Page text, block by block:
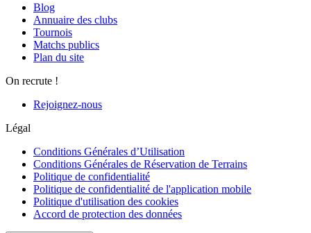
Blog
Annuaire des clubs
Tournois
Matchs publics
Plan du site
On recrute !
Rejoignez-nous
Légal
Conditions Générales d’Utilisation
Conditions Générales de Réservation de Terrains
Politique de confidentialité
Politique de confidentialité de l'application mobile
Politique d'utilisation des cookies
Accord de protection des données